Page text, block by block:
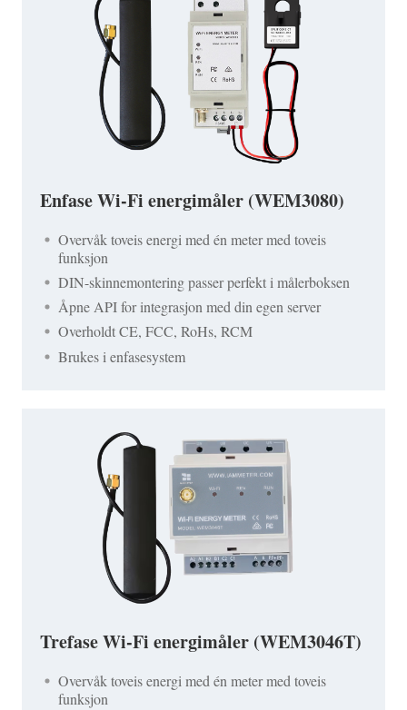
Enfase Wi-Fi energimåler (WEM3080)
Overvåk toveis energi med én meter med toveis
funksjon
DIN-skinnemontering passer perfekt i målerboksen
Åpne API for integrasjon med din egen server
Overholdt CE, FCC, RoHs, RCM
Brukes i enfasesystem
Trefase Wi-Fi energimåler (WEM3046T)
Overvåk toveis energi med én meter med toveis
funksjon